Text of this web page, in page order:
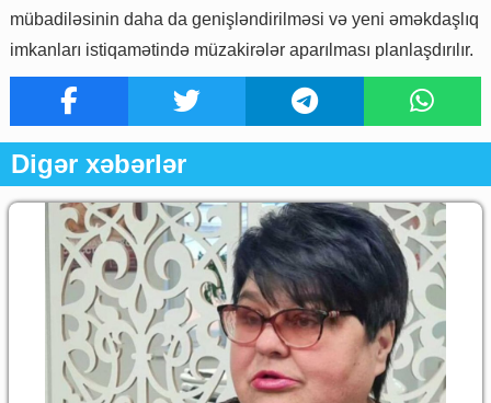
mübadiləsinin daha da genişləndirilməsi və yeni əməkdaşlıq
imkanları istiqamətində müzakirələr aparılması planlaşdırılır.
Digər xəbərlər